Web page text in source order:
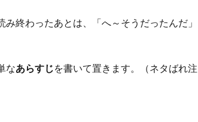
終わったあとは、「へ～そうだったんだ」
なあらすじ を書いて置きます。（ネタばれ注